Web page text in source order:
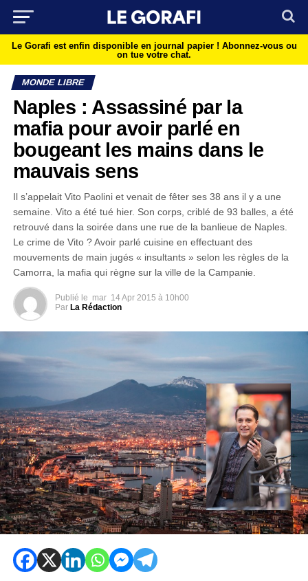
Le Gorafi est enfin disponible en journal papier ! Abonnez-vous ou
on tue votre chat.
MONDE LIBRE
Naples : Assassiné par la
mafia pour avoir parlé en
bougeant les mains dans le
mauvais sens
Il s’appelait Vito Paolini et venait de fêter ses 38 ans il y a une
semaine. Vito a été tué hier. Son corps, criblé de 93 balles, a été
retrouvé dans la soirée dans une rue de la banlieue de Naples.
Le crime de Vito ? Avoir parlé cuisine en effectuant des
mouvements de main jugés « insultants » selon les règles de la
Camorra, la mafia qui règne sur la ville de la Campanie.
Publié le mar 14 Apr 2015 à 10h00
Par La Rédaction